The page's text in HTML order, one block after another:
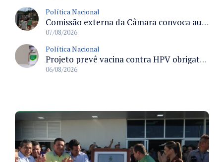
Política Nacional
Comissão externa da Câmara convoca audiência pública sobre chuvas na Zona da Mata de Minas Gerais e impactos em Juiz de Fora
07/08/2026
Política Nacional
Projeto prevê vacina contra HPV obrigatória e testes moleculares para rastreamento do câncer do colo do útero
06/08/2026